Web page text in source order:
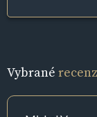
Vybrané